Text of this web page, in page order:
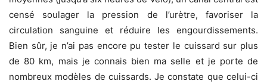
censé soulager la pression de l’urètre, favoriser la
circulation sanguine et réduire les engourdissements.
Bien sûr, je n’ai pas encore pu tester le cuissard sur plus
de 80 km, mais je connais bien ma selle et je porte de
nombreux modèles de cuissards. Je constate que celui-ci